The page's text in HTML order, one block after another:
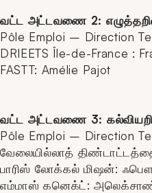
வட்ட அட்டவணை 2:
Pôle Emploi – Direction
DRIEETS Île-de-France :
FASTT: Amélie Pajot
வட்ட அட்டவணை 3:
Pôle Emploi – Direction
வேலையில்லாத்
பாரிஸ் லோக்கல் மிஷன்:
எம்மாஸ் கனெக்ட்: